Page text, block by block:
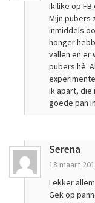
Ik like op
Mijn pubers
inmiddels
honger
vallen en er
pubers hè.
ik apart, die
goede pan
Serena
18 maart
Lekker
Gek op